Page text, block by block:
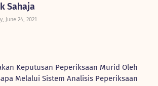
Sahaja
June 24, 2021
Keputusan Peperiksaan Murid Oleh
Melalui Sistem Analisis Peperiksaan